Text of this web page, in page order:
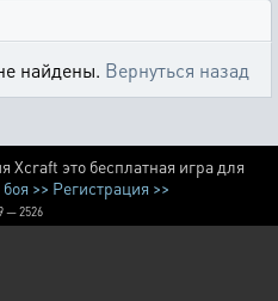
найдены. Вернуться назад
Xcraft это бесплатная игра для
>> Регистрация >>
— 2526